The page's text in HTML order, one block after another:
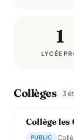
1
LYCÉE
Collèges 3
Collège les
PUBLIC